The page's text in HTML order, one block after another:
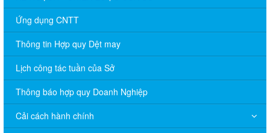
Ứng dụng CNTT
Thông tin Hợp quy Dệt may
Lịch công tác tuần của Sở
Thông báo hợp quy Doanh Nghiệp
Cải cách hành chính